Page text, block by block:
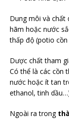
Dung môi và
hãm hoặc nước
thấp độ (potio cồn
Dược chất tham
Có thể là các cồn
nước hoặc ít tan
ethanol, tinh
Ngoài ra trong